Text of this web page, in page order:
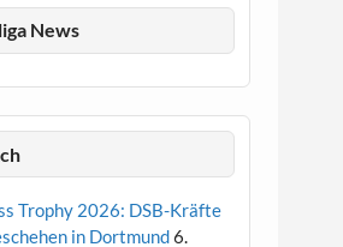
News
Trophy 2026: DSB-Kräfte
in Dortmund6.